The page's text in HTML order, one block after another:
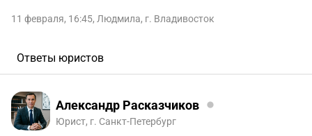
11 февраля, 16:45, Людмила, г. Владивосток
Ответы юристов
Александр Расказчиков
Юрист, г. Санкт-Петербург